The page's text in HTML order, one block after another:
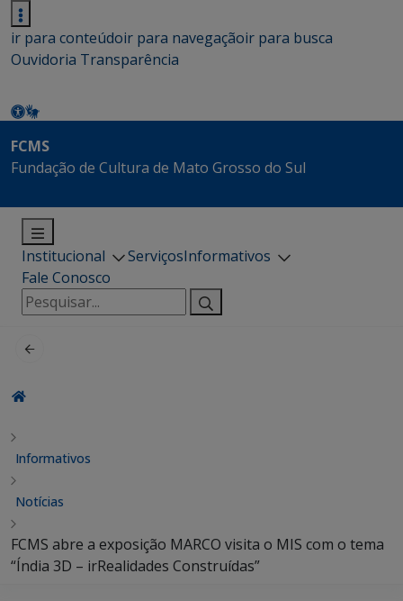
ir para conteúdoir para navegaçãoir para busca
Ouvidoria Transparência
FCMS
Fundação de Cultura de Mato Grosso do Sul
Institucional ServiçosInformativos
Fale Conosco
Pesquisar
por:
Informativos
Notícias
FCMS abre a exposição MARCO visita o MIS com o tema
“Índia 3D – irRealidades Construídas”